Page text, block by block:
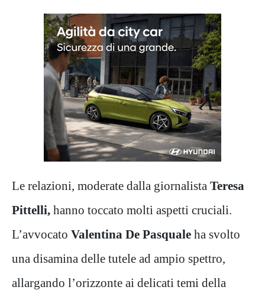
Le relazioni, moderate dalla giornalista Teresa
Pittelli, hanno toccato molti aspetti cruciali.
L’avvocato Valentina De Pasquale ha svolto
una disamina delle tutele ad ampio spettro,
allargando l’orizzonte ai delicati temi della